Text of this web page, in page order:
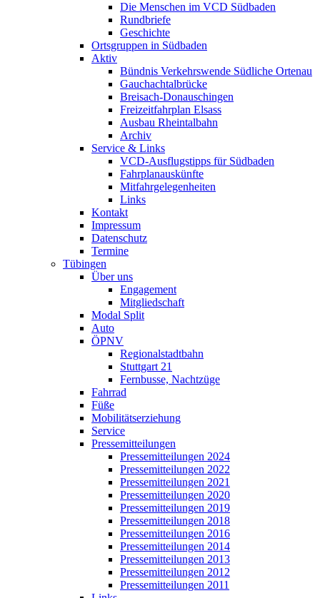
Die Menschen im VCD Südbaden
Rundbriefe
Geschichte
Ortsgruppen in Südbaden
Aktiv
Bündnis Verkehrswende Südliche Ortenau
Gauchachtalbrücke
Breisach-Donauschingen
Freizeitfahrplan Elsass
Ausbau Rheintalbahn
Archiv
Service & Links
VCD-Ausflugstipps für Südbaden
Fahrplanauskünfte
Mitfahrgelegenheiten
Links
Kontakt
Impressum
Datenschutz
Termine
Tübingen
Über uns
Engagement
Mitgliedschaft
Modal Split
Auto
ÖPNV
Regionalstadtbahn
Stuttgart 21
Fernbusse, Nachtzüge
Fahrrad
Füße
Mobilitätserziehung
Service
Pressemitteilungen
Pressemitteilungen 2024
Pressemitteilungen 2022
Pressemitteilungen 2021
Pressemitteilungen 2020
Pressemitteilungen 2019
Pressemitteilungen 2018
Pressemitteilungen 2016
Pressemitteilungen 2014
Pressemitteilungen 2013
Pressemitteilungen 2012
Pressemitteilungen 2011